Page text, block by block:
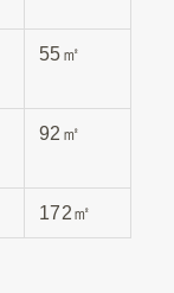
55㎡
92㎡
172㎡